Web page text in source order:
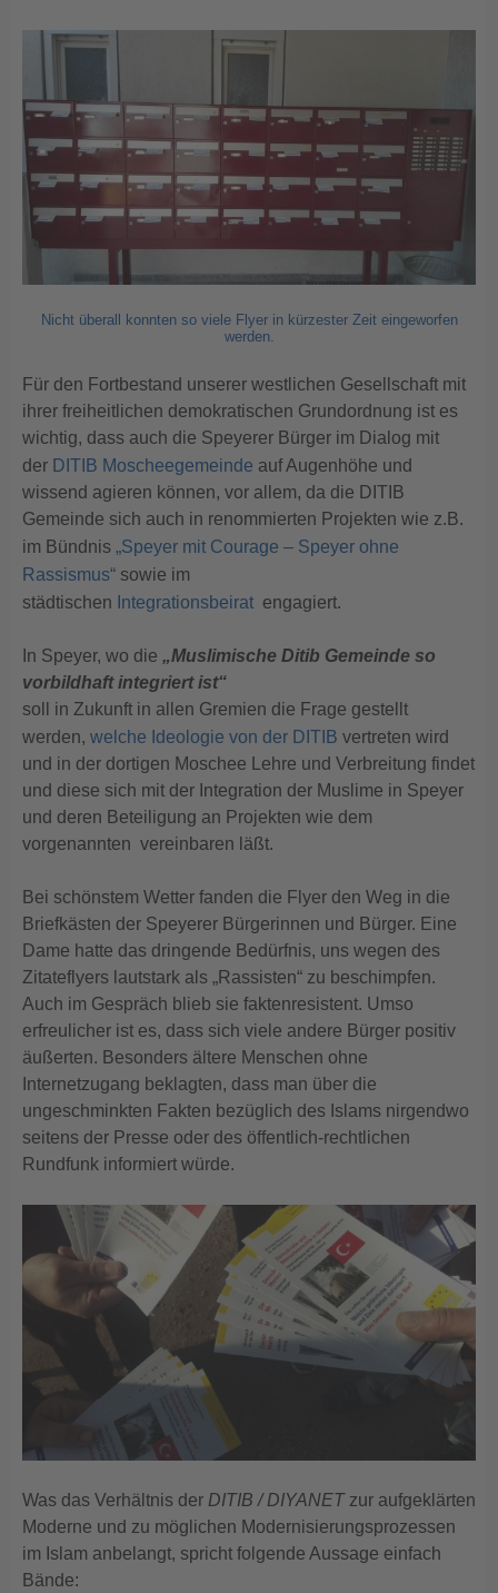
Nicht überall konnten so viele Flyer in kürzester Zeit eingeworfen
werden.
Für den Fortbestand unserer westlichen Gesellschaft mit
ihrer freiheitlichen demokratischen Grundordnung ist es
wichtig, dass auch die Speyerer Bürger im Dialog mit
der DITIB Moscheegemeinde auf Augenhöhe und
wissend agieren können, vor allem, da die DITIB
Gemeinde sich auch in renommierten Projekten wie z.B.
im Bündnis „Speyer mit Courage – Speyer ohne
Rassismus“ sowie im
städtischen Integrationsbeirat engagiert.
In Speyer, wo die „Muslimische Ditib Gemeinde so
vorbildhaft integriert ist“
soll in Zukunft in allen Gremien die Frage gestellt
werden, welche Ideologie von der DITIB vertreten wird
und in der dortigen Moschee Lehre und Verbreitung findet
und diese sich mit der Integration der Muslime in Speyer
und deren Beteiligung an Projekten wie dem
vorgenannten vereinbaren läßt.
Bei schönstem Wetter fanden die Flyer den Weg in die
Briefkästen der Speyerer Bürgerinnen und Bürger. Eine
Dame hatte das dringende Bedürfnis, uns wegen des
Zitateflyers lautstark als „Rassisten“ zu beschimpfen.
Auch im Gespräch blieb sie faktenresistent. Umso
erfreulicher ist es, dass sich viele andere Bürger positiv
äußerten. Besonders ältere Menschen ohne
Internetzugang beklagten, dass man über die
ungeschminkten Fakten bezüglich des Islams nirgendwo
seitens der Presse oder des öffentlich-rechtlichen
Rundfunk informiert würde.
Was das Verhältnis der DITIB / DIYANETzur aufgeklärten
Moderne und zu möglichen Modernisierungsprozessen
im Islam anbelangt, spricht folgende Aussage einfach
Bände: